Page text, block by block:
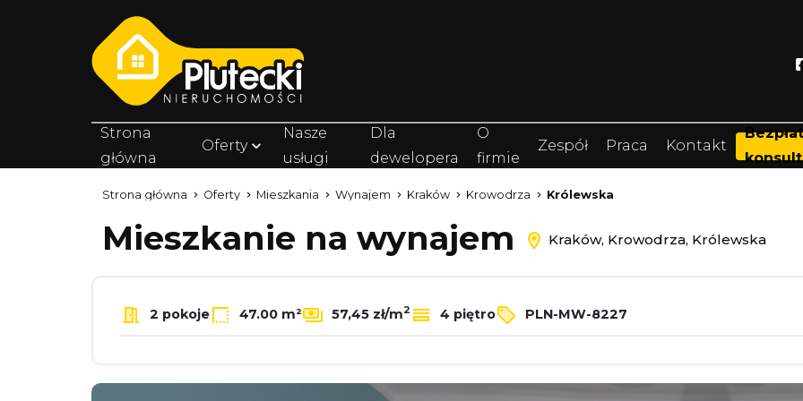
Strona
główna
Oferty
Nasze
usługi
Dla
dewelopera
O
firmie
Zespół Praca Kontakt
Strona główna Oferty Mieszkania Wynajem Kraków Krowodrza Królewska
Mieszkanie na wynajem Kraków, Krowodrza, Królewska
2 pokoje 47.00 m² 57,45 zł/m2 4 piętro PLN-MW-8227